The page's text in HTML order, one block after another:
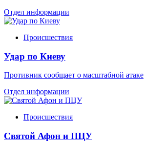
Отдел информации
Происшествия
Удар по Киеву
Противник сообщает о масштабной атаке
Отдел информации
Происшествия
Святой Афон и ПЦУ